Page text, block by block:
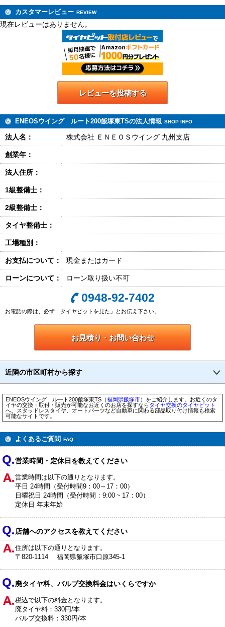
カスタマーレビュー REVIEW
現在レビューはありません。
レビューを投稿する
ENEOSウイング ルート200飯塚東TSの法人情報 SHOP INFO
法人名： 株式会社 ＥＮＥＯＳウイング 九州支店
創業年：
法人住所：
1級整備士：
2級整備士：
タイヤ整備士：
工場種別：
お支払について： 現金またはカード
ローンについて： ローン取り扱い不可
0948-92-7402
お電話の際は、必ず「タイヤピットを見た」とお伝え下さい。
お見積り・お問い合わせ
近隣の市区町村から探す
ENEOSウイング ルート200飯塚東TS（福岡県飯塚市）をご紹介します。お近くのタ
イヤの交換・取付・販売が可能なお近くのお店を探すならタイヤ交換のタイヤピット
へ。スタッドレスタイヤ、オートパーツなど自動車に関わる部品取り付け情報も検索
可能なサイトです。
よくあるご質問 FAQ
営業時間・定休日を教えてください
営業時間は以下の通りとなります。
平日 24時間（受付時間9：00～17：00）
日曜祝日 24時間（受付時間：9:00 ~ 17：00）
定休日 年末年始
店舗へのアクセスを教えてください
住所は以下の通りとなります。
〒820-1114 福岡県飯塚市口原345-1
廃タイヤ料、バルブ交換料金はいくらですか
税込で以下の料金となります。
廃タイヤ料：330円/本
バルブ交換料：330円/本